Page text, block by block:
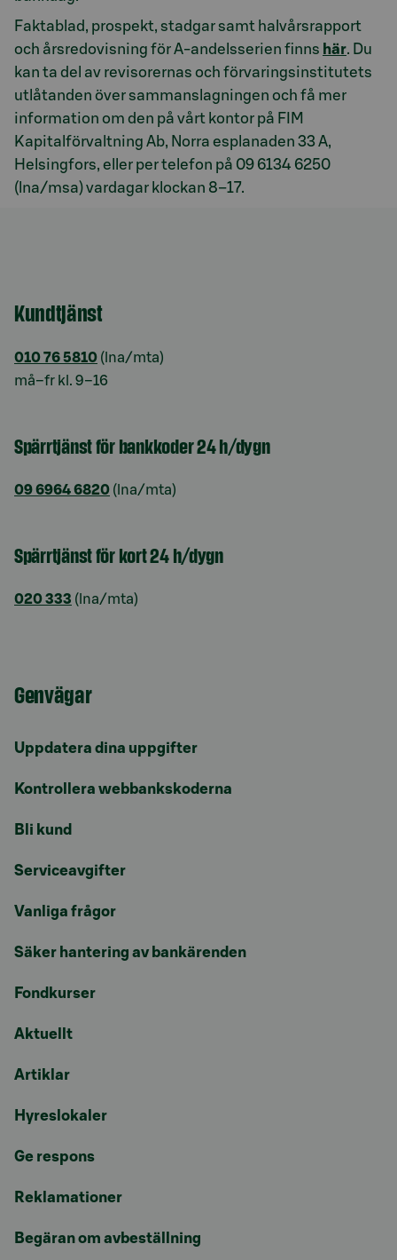
Faktablad, prospekt, stadgar samt halvårsrapport
och årsredovisning för A-andelsserien finns här. Du
kan ta del av revisorernas och förvaringsinstitutets
utlåtanden över sammanslagningen och få mer
information om den på vårt kontor på FIM
Kapitalförvaltning Ab, Norra esplanaden 33 A,
Helsingfors, eller per telefon på 09 6134 6250
(lna/msa) vardagar klockan 8–17.
Kundtjänst
010 76 5810 (lna/mta)
må–fr kl. 9–16
Spärrtjänst för bankkoder 24 h/dygn
09 6964 6820 (lna/mta)
Spärrtjänst för kort 24 h/dygn
020 333 (lna/mta)
Genvägar
Uppdatera dina uppgifter
Kontrollera webbankskoderna
Bli kund
Serviceavgifter
Vanliga frågor
Säker hantering av bankärenden
Fondkurser
Aktuellt
Artiklar
Hyreslokaler
Ge respons
Reklamationer
Begäran om avbeställning